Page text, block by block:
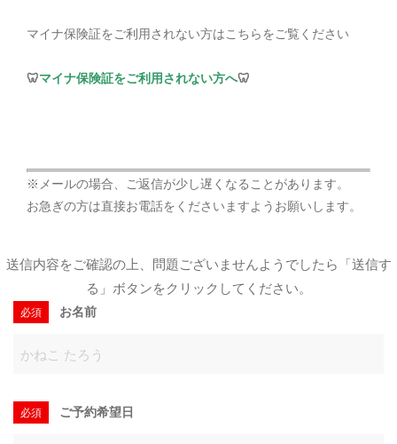
マイナ保険証をご利用されない方はこちらをご覧ください
🦷マイナ保険証をご利用されない方へ🦷
※メールの場合、ご返信が少し遅くなることがあります。
お急ぎの方は直接お電話をくださいますようお願いします。
送信内容をご確認の上、問題ございませんようでしたら「送信す
る」ボタンをクリックしてください。
必須 お名前
必須 ご予約希望日